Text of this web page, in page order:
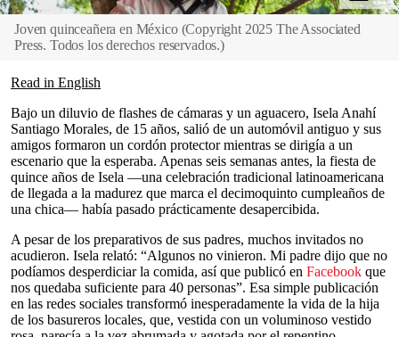
Joven quinceañera en México (Copyright 2025 The Associated
Press. Todos los derechos reservados.)
Read in English
Bajo un diluvio de flashes de cámaras y un aguacero, Isela Anahí
Santiago Morales, de 15 años, salió de un automóvil antiguo y sus
amigos formaron un cordón protector mientras se dirigía a un
escenario que la esperaba. Apenas seis semanas antes, la fiesta de
quince años de Isela —una celebración tradicional latinoamericana
de llegada a la madurez que marca el decimoquinto cumpleaños de
una chica— había pasado prácticamente desapercibida.
A pesar de los preparativos de sus padres, muchos invitados no
acudieron. Isela relató: “Algunos no vinieron. Mi padre dijo que no
podíamos desperdiciar la comida, así que publicó en Facebook que
nos quedaba suficiente para 40 personas”. Esa simple publicación
en las redes sociales transformó inesperadamente la vida de la hija
de los basureros locales, que, vestida con un voluminoso vestido